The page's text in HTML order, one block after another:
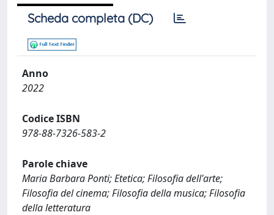
Scheda completa (DC)
Anno
2022
Codice ISBN
978-88-7326-583-2
Parole chiave
Maria Barbara Ponti; Etetica; Filosofia dell'arte;
Filosofia del cinema; Filosofia della musica; Filosofia
della letteratura